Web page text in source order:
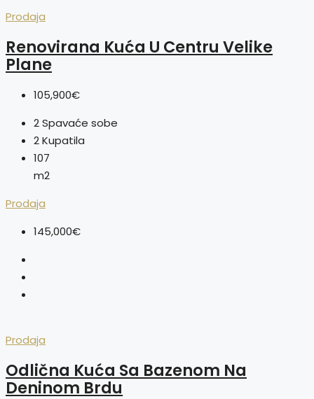
Prodaja
Renovirana Kuća U Centru Velike
Plane
105,900€
2Spavaće sobe
2Kupatila
107
m2
Prodaja
145,000€
Prodaja
Odlična Kuća Sa Bazenom Na
Deninom Brdu